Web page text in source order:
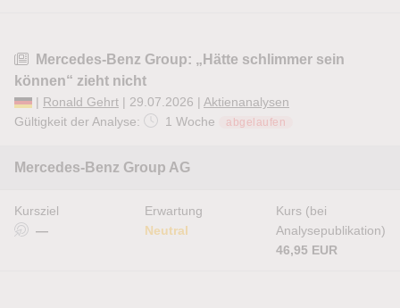
Mercedes-Benz Group: „Hätte schlimmer sein
können“ zieht nicht
| Ronald Gehrt | 29.07.2026 | Aktienanalysen
Gültigkeit der Analyse:
1 Woche abgelaufen
Mercedes-Benz Group AG
Kursziel
—
Erwartung
Neutral
Kurs (bei
Analysepublikation)
46,95 EUR